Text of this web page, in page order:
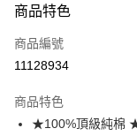
信用卡一次付款
信用卡分期付款
合作金庫商業銀行
華南商業銀行
超商取貨付款
商品特色
商品編號
11128934
商品特色
★100%頂級純棉